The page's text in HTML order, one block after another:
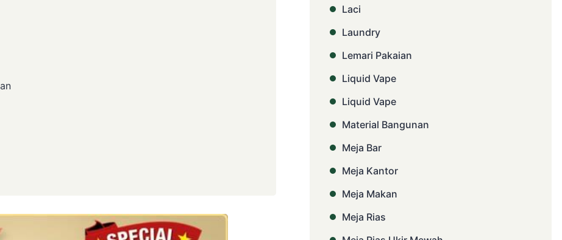
Laci
Laundry
Lemari Pakaian
Liquid Vape
Liquid Vape
Material Bangunan
Meja Bar
Meja Kantor
Meja Makan
Meja Rias